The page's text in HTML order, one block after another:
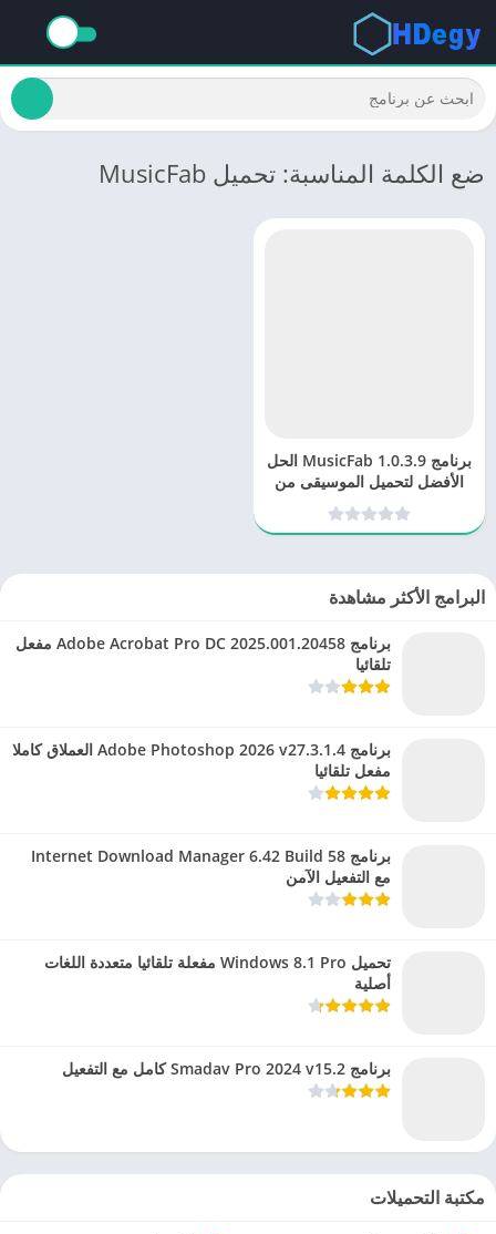
ضع الكلمة المناسبة: تحميل MusicFab
برنامج MusicFab 1.0.3.9 الحل
الأفضل لتحميل الموسيقى من
جميع المنصات
البرامج الأكثر مشاهدة
برنامج Adobe Acrobat Pro DC 2025.001.20458 مفعل
تلقائيا
برنامج Adobe Photoshop 2026 v27.3.1.4 العملاق كاملا
مفعل تلقائيا
برنامج Internet Download Manager 6.42 Build 58
مع التفعيل الآمن
تحميل Windows 8.1 Pro مفعلة تلقائيا متعددة اللغات
أصلية
برنامج Smadav Pro 2024 v15.2 كامل مع التفعيل
مكتبة التحميلات